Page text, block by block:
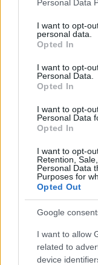
not limited to your
grant or deny
use your data for
consent section.
Personal Data
I want to opt-
personal data.
Opted In
I want to opt-
Personal Data.
Opted In
I want to opt-
Personal Data
Opted In
I want to opt-
Retention,
Personal Data
Purposes for
Opted Out
Google
I want to allow
related to
device
04.04.26
«Σεισμό»
Δείτε φάσεις